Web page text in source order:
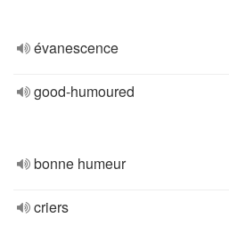
évanescence
good-humoured
bonne humeur
criers